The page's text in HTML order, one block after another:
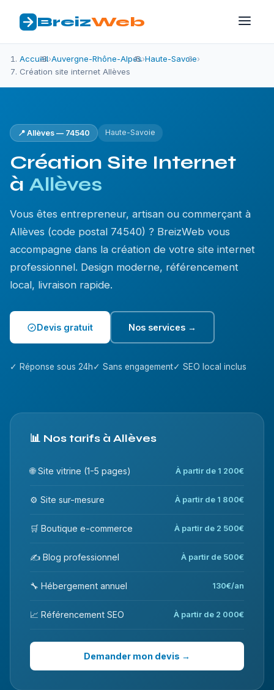
BreizWeb
Accueil›Auvergne-Rhône-Alpes›Haute-Savoie›
Création site internet Allèves
📍 Allèves — 74540 Haute-Savoie
Création Site Internet
à Allèves
Vous êtes entrepreneur, artisan ou commerçant à
Allèves (code postal 74540) ? BreizWeb vous
accompagne dans la création de votre site internet
professionnel. Design moderne, référencement
local, livraison rapide.
Devis gratuit Nos services →
✓ Réponse sous 24h✓ Sans engagement✓ SEO local inclus
📊 Nos tarifs à Allèves
🌐 Site vitrine (1-5 pages) À partir de 1 200€
⚙️ Site sur-mesure À partir de 1 800€
🛒 Boutique e-commerce À partir de 2 500€
✍️ Blog professionnel À partir de 500€
🔧 Hébergement annuel 130€/an
📈 Référencement SEO À partir de 2 000€
Demander mon devis →